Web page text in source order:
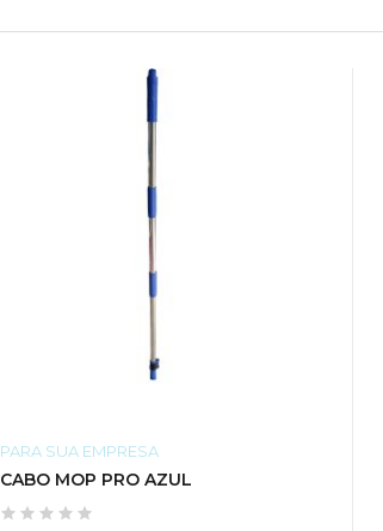
PARA SUA EMPRESA
CABO MOP PRO AZUL